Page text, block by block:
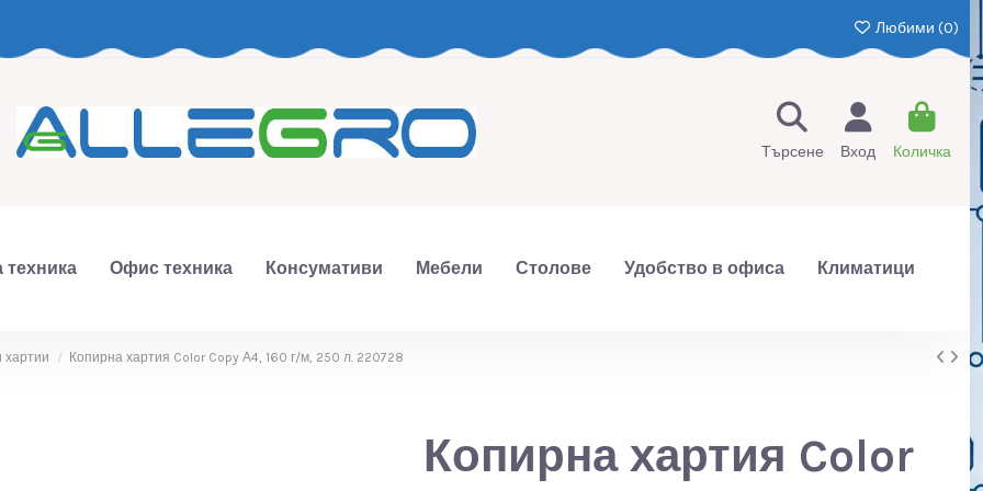
Любими (0)
Търсене Вход Количка
Офис техника Консумативи Мебели Столове Удобство в офиса Климатици
хартии Копирна хартия Color Copy А4, 160 г/м, 250 л. 220728
Копирна хартия Color